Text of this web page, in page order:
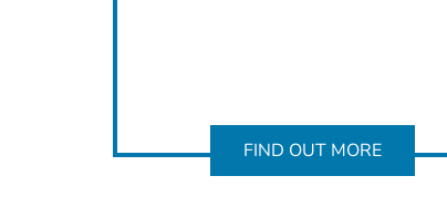
FIND OUT MORE